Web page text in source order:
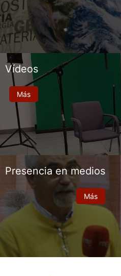
Vídeos
Más
Presencia en medios
Más